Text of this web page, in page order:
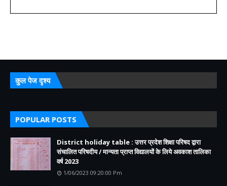
कुल पेज दृश्य
POPULAR POSTS
District holiday table : उत्तर प्रदेश शिक्षा परिषद द्वारा
संचालित परिषदीय / मान्यता प्राप्त विद्यालयों के लिये अवकाश तालिका
वर्ष 2023
1/06/2023 09:20:00 Pm